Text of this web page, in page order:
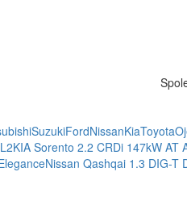
SuzukiFordNissanKiaToyota
KIA Sorento 2.2 CRDi 147kW AT
Nissan Qashqai 1.3 DIG-T